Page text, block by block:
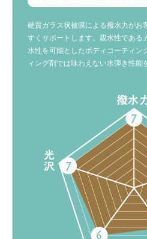
硬質ガラス状被膜による撥水力がお
すくサポートします。親水性である
水性を可能としたボディコーティン
ィング剤では味わえない水弾き性能